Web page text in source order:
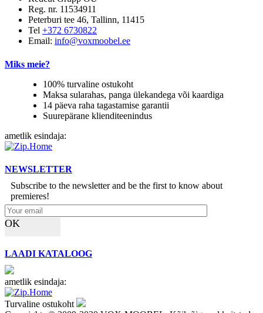
Reg. nr. 11534911
Peterburi tee 46, Tallinn, 11415
Tel +372 6730822
Email: info@voxmoobel.ee
Miks meie?
100% turvaline ostukoht
Maksa sularahas, panga ülekandega või kaardiga
14 päeva raha tagastamise garantii
Suurepärane klienditeenindus
ametlik esindaja:
NEWSLETTER
Subscribe to the newsletter and be the first to know about
premieres!
OK
LAADI KATALOOG
ametlik esindaja:
Turvaline ostukoht